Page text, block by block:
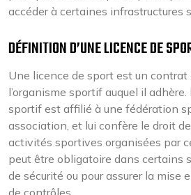
accéder à certaines infrastructures
DÉFINITION D’UNE LICENCE DE
Une licence de sport est un
l’organisme sportif auquel il
sportif est affilié à une fédération
association, et lui confère le droit
activités sportives organisées par
peut être obligatoire dans certains
de sécurité ou pour assurer la mise
de contrôles.